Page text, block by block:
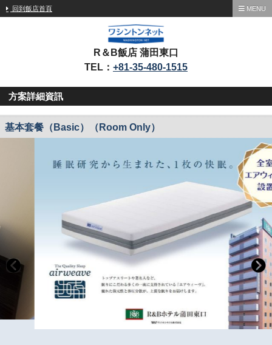
回到飯店首頁 MENU
R＆B飯店 蒲田東口
TEL： +81-35-480-1515
方案詳細資訊
基本套餐（Basic）（Room Only）